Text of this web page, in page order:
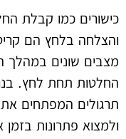
כישורים כמו קבלת
והצלחה בלחץ הם
מצבים שונים במהלך
החלטות תחת לחץ.
תרגולים המפתחים את
ולמצוא פתרונות